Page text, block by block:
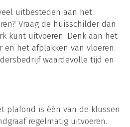
uitbesteden aan het
Vraag de huisschilder dan
kunt uitvoeren. Denk aan het
en het afplakken van vloeren.
waardevolle tijd en
plafond is één van de klussen
regelmatig uitvoeren.